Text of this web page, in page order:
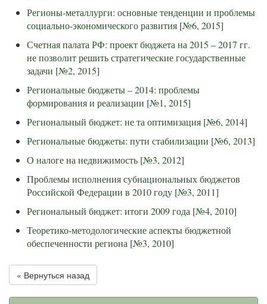
Регионы-металлурги: основные тенденции и проблемы
социально-экономического развития [№6, 2015]
Счетная палата РФ: проект бюджета на 2015 – 2017 гг.
не позволит решить стратегические государственные
задачи [№2, 2015]
Региональные бюджеты – 2014: проблемы
формирования и реализации [№1, 2015]
Региональный бюджет: не та оптимизация [№6, 2014]
Региональные бюджеты: пути стабилизации [№6, 2013]
О налоге на недвижимость [№3, 2012]
Проблемы исполнения субнациональных бюджетов
Российской Федерации в 2010 году [№3, 2011]
Региональный бюджет: итоги 2009 года [№4, 2010]
Теоретико-методологические аспекты бюджетной
обеспеченности региона [№3, 2010]
« Вернуться назад